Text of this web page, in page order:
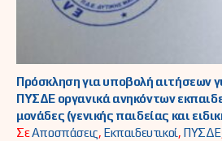
Πρόσκληση για υποβολή αιτήσεων
ΠΥΣΔΕ οργανικά ανηκόντων
μονάδες (γενικής παιδείας και
ΣεΑποσπάσεις, Εκπαιδευτικοί, ΠΥΣΔΕ